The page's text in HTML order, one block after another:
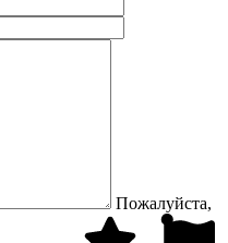
Пожалуйста,